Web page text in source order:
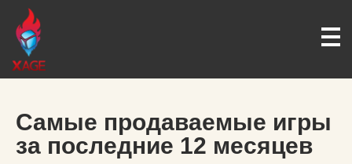
Самые продаваемые игры
за последние 12 месяцев